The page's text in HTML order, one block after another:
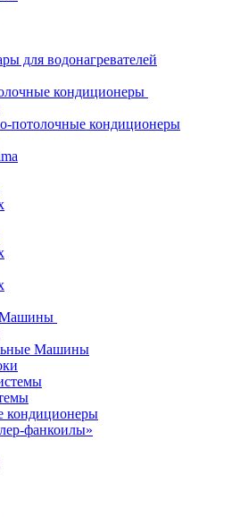
для водонагревателей
кондиционеры
потолочные кондиционеры
Машины
Машины
кондиционеры
фанкоилы»